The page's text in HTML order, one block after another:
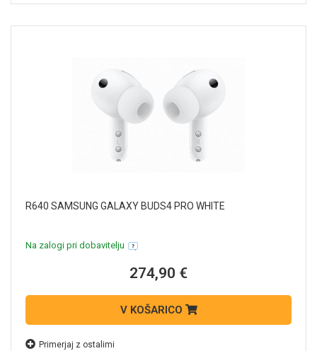
R640 SAMSUNG GALAXY BUDS4 PRO WHITE
Na zalogi pri dobavitelju
274,90 €
V KOŠARICO
Primerjaj z ostalimi